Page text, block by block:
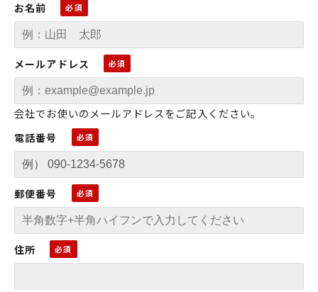
お名前
メールアドレス
会社でお使いのメールアドレスをご記入ください。
電話番号
郵便番号
住所